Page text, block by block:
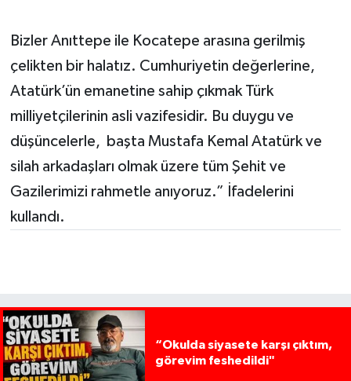
Bizler Anıttepe ile Kocatepe arasına gerilmiş
çelikten bir halatız. Cumhuriyetin değerlerine,
Atatürk’ün emanetine sahip çıkmak Türk
milliyetçilerinin asli vazifesidir. Bu duygu ve
düşüncelerle, başta Mustafa Kemal Atatürk ve
silah arkadaşları olmak üzere tüm Şehit ve
Gazilerimizi rahmetle anıyoruz.” İfadelerini
kullandı.
“Okulda siyasete karşı çıktım,
görevim feshedildi"